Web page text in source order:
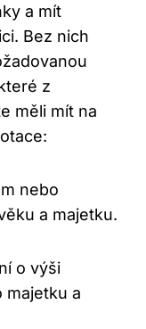
a mít
Bez nich
z
měli mít na
nebo
a majetku.
o výši
majetku a